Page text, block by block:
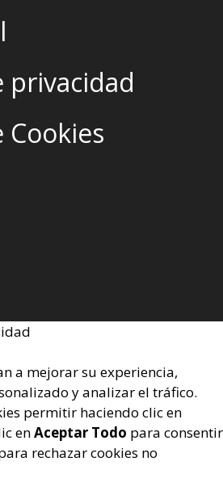
privacidad
Cookies
a mejorar su experiencia,
y analizar el tráfico.
permitir haciendo clic en
enAceptar Todo para consentir
rechazar cookies no